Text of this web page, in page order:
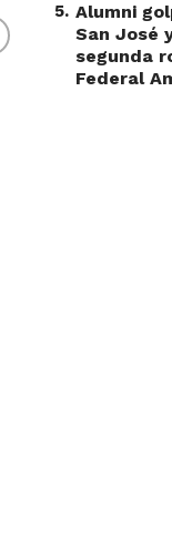
5. Alumni
San José
segunda
Federal